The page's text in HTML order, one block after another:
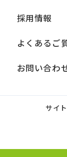
採用情報
よくあるご
お問い合わ
サイ